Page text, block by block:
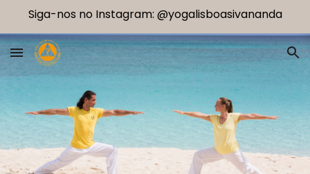
Siga-nos no Instagram: @yogalisboasivananda